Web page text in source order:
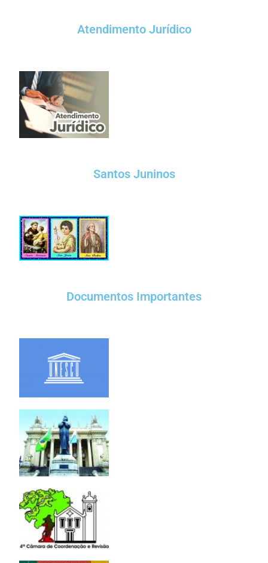
Atendimento Jurídico
Santos Juninos
Documentos Importantes